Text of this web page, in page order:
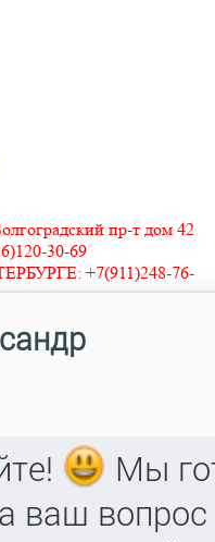
пр-т дом 42
30-69
+7(911)248-76-
и стали.